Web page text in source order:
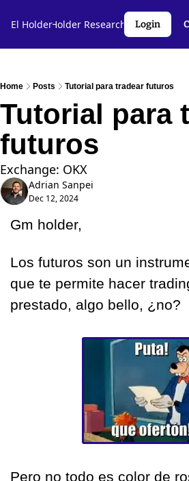
El Holder
Holder🤝 Holder Research💻️Login
Home Posts Tutorial para tradear futuros
Tutorial para
futuros
Exchange: OKX
Adrian Sanpei
Dec 12, 2024
Gm holder,
Los futuros son un
que te permite hacer
prestado, algo bello, ¿no?
Pero no todo es color de